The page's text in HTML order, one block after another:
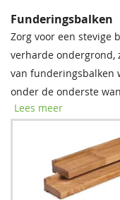
Tegen meerprijs kunt
Deze bitumen
waterdicht afwerken
levensduur van uw
Onze spijkerset bevat
monteren van
groter dan 5 × 5 m
voor optimale
Funderingsbalken
Zorg voor een stevige
verharde ondergrond,
van funderingsbalken
onder de onderste
bieden essentiële
levensduur van uw
Lees meer